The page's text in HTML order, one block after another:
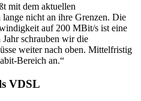
mit dem aktuellen
nicht an ihre Grenzen. Die
auf 200 MBit/s ist eine
schrauben wir die
weiter nach oben. Mittelfristig
Bereich an.“
VDSL